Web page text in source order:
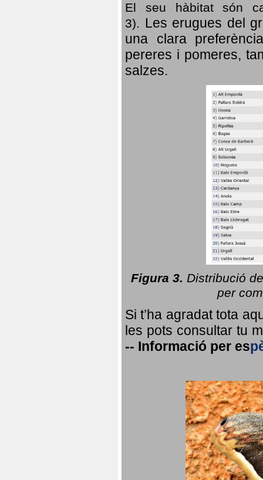
El seu hàbitat són
3). Les erugues del
una clara
pereres i pomeres,
salzes.
Figura 3. Distribució
per
Si t’ha agradat tota
les pots consultar tu
-- Informació per es